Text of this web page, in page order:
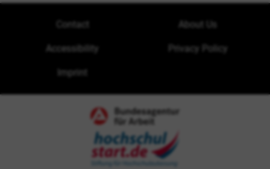
Contact About Us
Accessibility Privacy Policy
Imprint